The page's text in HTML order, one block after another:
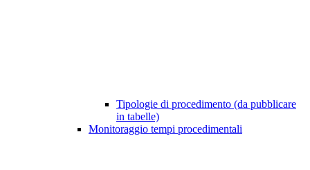
Tipologie di procedimento (da pubblicare
in tabelle)
Monitoraggio tempi procedimentali